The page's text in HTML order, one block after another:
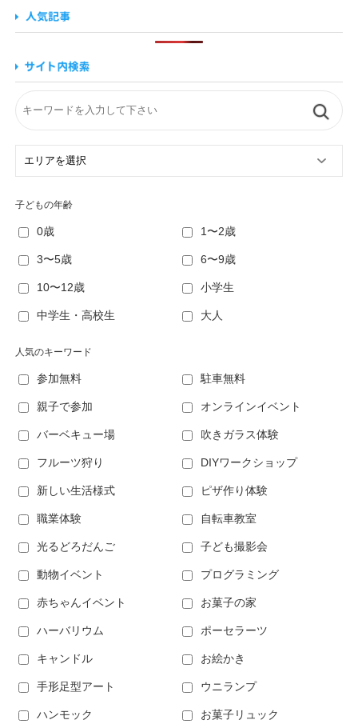
子どもの年齢
0歳 1〜2歳
3〜5歳 6〜9歳
10〜12歳 小学生
中学生・高校生 大人
人気のキーワード
参加無料 駐車無料
親子で参加 オンラインイベント
バーベキュー場 吹きガラス体験
フルーツ狩り DIYワークショップ
新しい生活様式 ピザ作り体験
職業体験 自転車教室
光るどろだんご 子ども撮影会
動物イベント プログラミング
赤ちゃんイベント お菓子の家
ハーバリウム ポーセラーツ
キャンドル お絵かき
手形足型アート ウニランプ
ハンモック お菓子リュック